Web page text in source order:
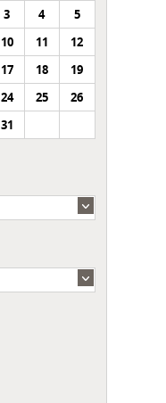
3 4
5
10 11
12
17 18
19
24 25
26
31